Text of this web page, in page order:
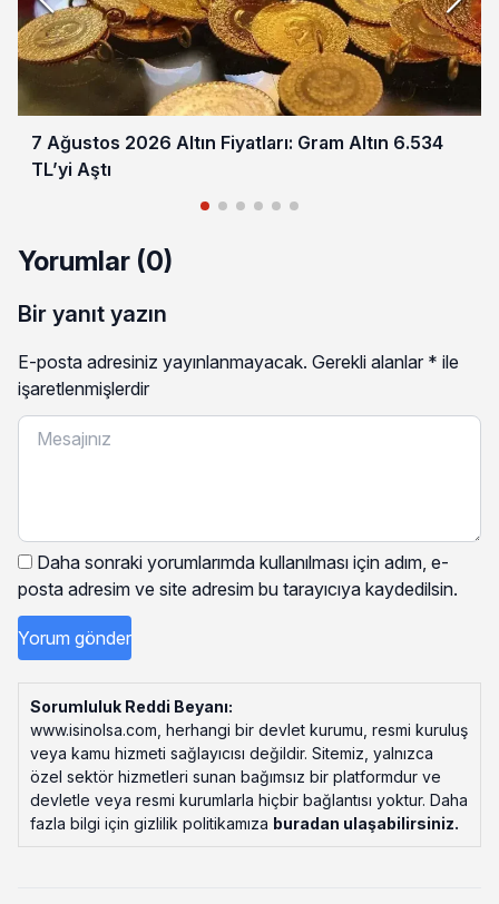
7 Ağustos 2026 Altın Fiyatları: Gram Altın 6.534
TL’yi Aştı
Yorumlar (0)
Bir yanıt yazın
E-posta adresiniz yayınlanmayacak. Gerekli alanlar * ile
işaretlenmişlerdir
Daha sonraki yorumlarımda kullanılması için adım, e-
posta adresim ve site adresim bu tarayıcıya kaydedilsin.
Sorumluluk Reddi Beyanı:
www.isinolsa.com, herhangi bir devlet kurumu, resmi kuruluş
veya kamu hizmeti sağlayıcısı değildir. Sitemiz, yalnızca
özel sektör hizmetleri sunan bağımsız bir platformdur ve
devletle veya resmi kurumlarla hiçbir bağlantısı yoktur. Daha
fazla bilgi için gizlilik politikamıza buradan ulaşabilirsiniz.